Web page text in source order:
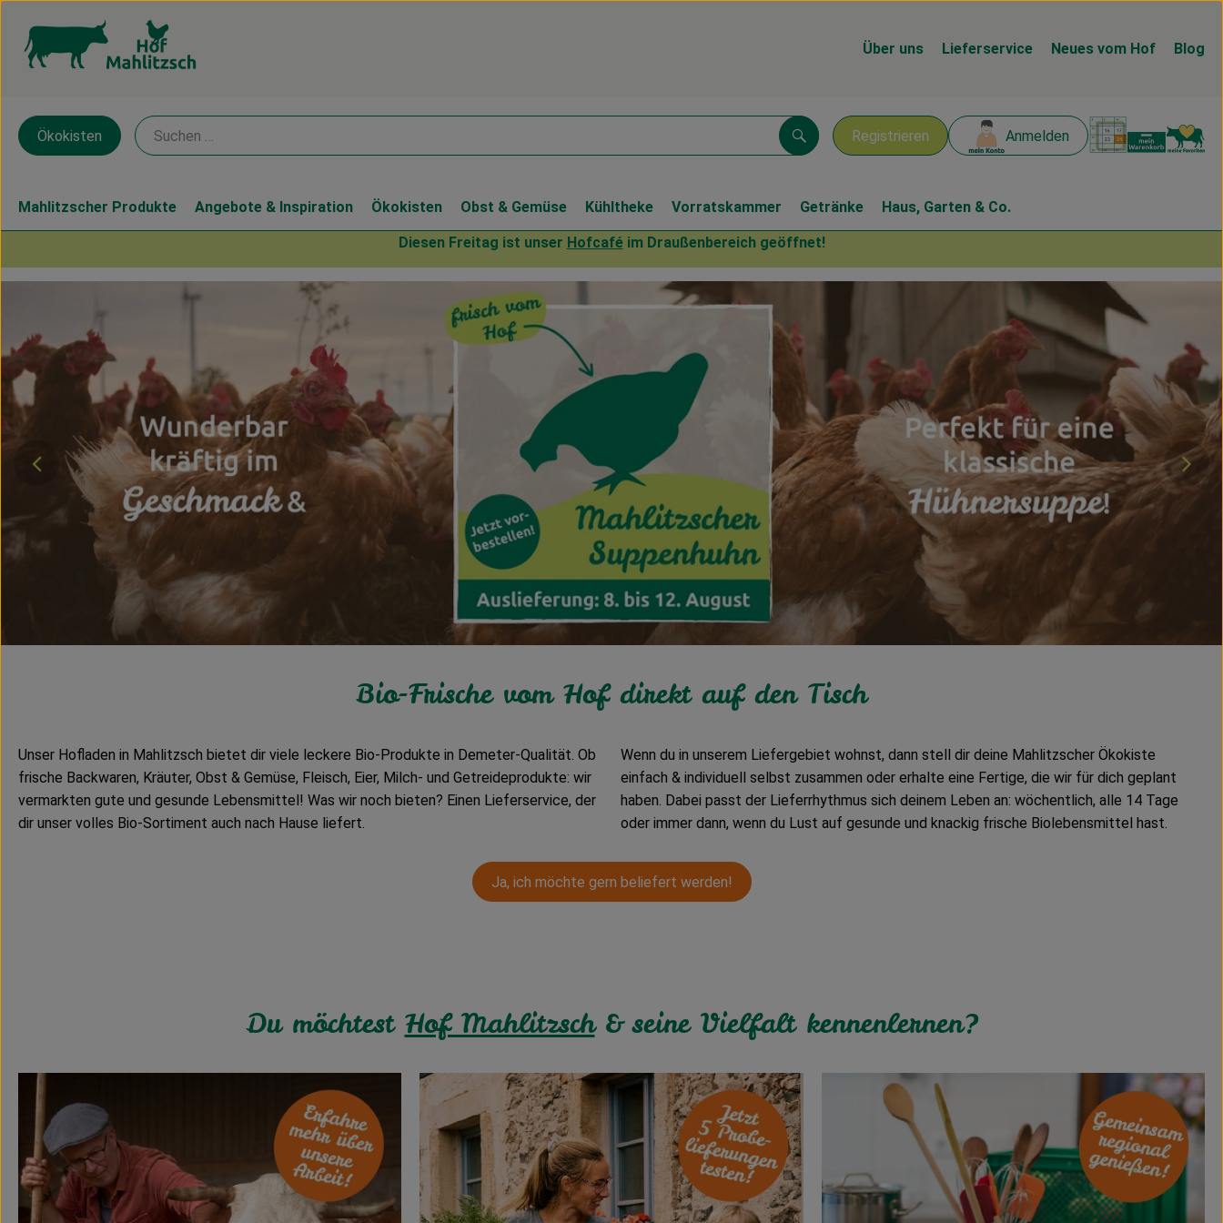
Über uns Lieferservice Neues vom Hof Blog
Registrieren Anmelden
Suchen
Ökokisten
Mahlitzscher Produkte Angebote & Inspiration Ökokisten Obst & Gemüse Kühltheke Vorratskammer Getränke Haus, Garten & Co.
Diesen Freitag ist unser Hofcaféim Draußenbereich geöffnet!
Bio-Frische vom Hof direkt auf den Tisch
Unser Hofladen in Mahlitzsch bietet dir viele leckere Bio-Produkte in Demeter-Qualität. Ob
frische Backwaren, Kräuter, Obst & Gemüse, Fleisch, Eier, Milch- und Getreideprodukte: wir
vermarkten gute und gesunde Lebensmittel! Was wir noch bieten? Einen Lieferservice, der
dir unser volles Bio-Sortiment auch nach Hause liefert.
Wenn du in unserem Liefergebiet wohnst, dann stell dir deine Mahlitzscher Ökokiste
einfach & individuell selbst zusammen oder erhalte eine Fertige, die wir für dich geplant
haben. Dabei passt der Lieferrhythmus sich deinem Leben an: wöchentlich, alle 14 Tage
oder immer dann, wenn du Lust auf gesunde und knackig frische Biolebensmittel hast.
Ja, ich möchte gern beliefert werden!
Du möchtest Hof Mahlitzsch& seine Vielfalt kennenlernen?